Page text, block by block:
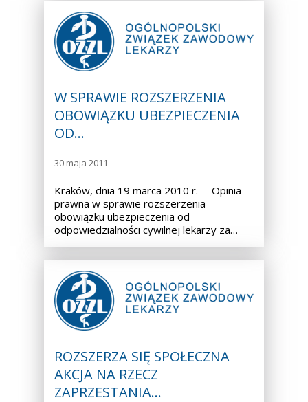
W SPRAWIE ROZSZERZENIA
OBOWIĄZKU UBEZPIECZENIA
OD…
30 maja 2011
Kraków, dnia 19 marca 2010 r. Opinia
prawna w sprawie rozszerzenia
obowiązku ubezpieczenia od
odpowiedzialności cywilnej lekarzy za…
ROZSZERZA SIĘ SPOŁECZNA
AKCJA NA RZECZ
ZAPRZESTANIA…